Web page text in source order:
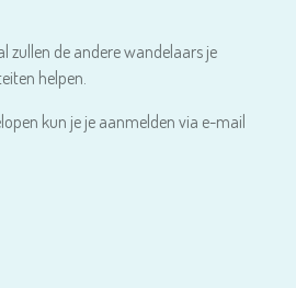
zullen de andere wandelaars je
helpen.
kun je je aanmelden via e-mail